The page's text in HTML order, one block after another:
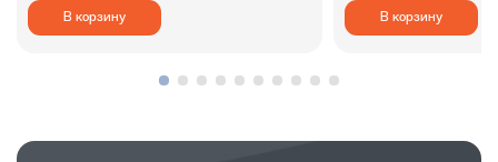
В корзину В корзину